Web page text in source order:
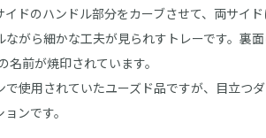
イドのハンドル部分をカーブさせて、両サイ
ながら細かな工夫が見られすトレーです。裏面
名前が焼印されています。
で使用されていたユーズド品ですが、目立つ
ンです。